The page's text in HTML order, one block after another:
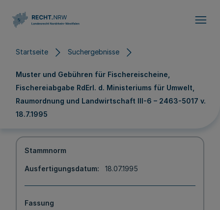
Startseite Suchergebnisse
Muster und Gebühren für Fischereischeine,
Fischereiabgabe RdErl. d. Ministeriums für Umwelt,
Raumordnung und Landwirtschaft III-6 – 2463-5017 v.
18.7.1995
Stammnorm
Ausfertigungsdatum 18.07.1995
Fassung